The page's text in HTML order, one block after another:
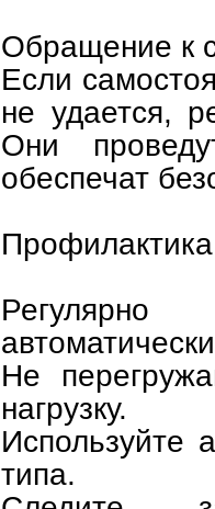
Обращение к
Если
не удается,
Они
обеспечат
Не
нагрузку.
Используйте
типа.